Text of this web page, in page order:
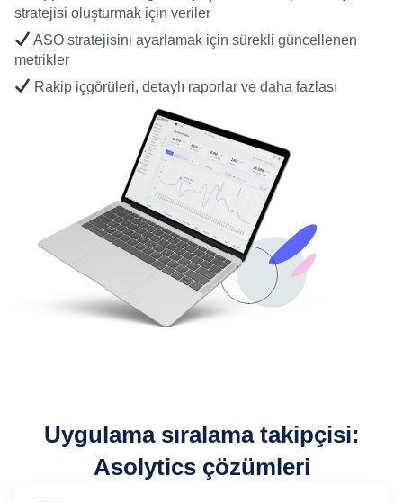
stratejisi oluşturmak için veriler
ASO stratejisini ayarlamak için sürekli güncellenen
metrikler
Rakip içgörüleri, detaylı raporlar ve daha fazlası
Uygulama sıralama takipçisi:
Asolytics çözümleri